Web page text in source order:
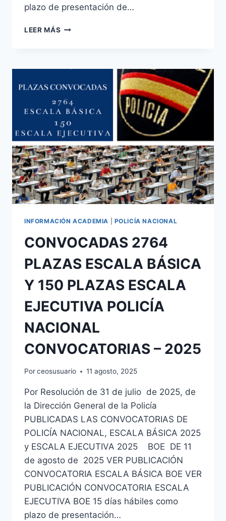
plazo de presentación de…
LEER MÁS CONVOCADAS
BÁSICA
150
PLAZAS
ESCALA
EJECUTIVA
POLICÍA
NACIONAL
CONVOCATORIAS
–
2026
INFORMACIÓN ACADEMIA POLICÍA NACIONAL
CONVOCADAS 2764
PLAZAS ESCALA BÁSICA
Y 150 PLAZAS ESCALA
EJECUTIVA POLICÍA
NACIONAL
CONVOCATORIAS – 2025
Porceosusuario 11 agosto, 2025
Por Resolución de 31 de julio de 2025, de
la Dirección General de la Policía
PUBLICADAS LAS CONVOCATORIAS DE
POLICÍA NACIONAL, ESCALA BÁSICA 2025
y ESCALA EJECUTIVA 2025 BOE DE 11
de agosto de 2025 VER PUBLICACIÓN
CONVOCATORIA ESCALA BÁSICA BOE VER
PUBLICACIÓN CONVOCATORIA ESCALA
EJECUTIVA BOE 15 días hábiles como
plazo de presentación…